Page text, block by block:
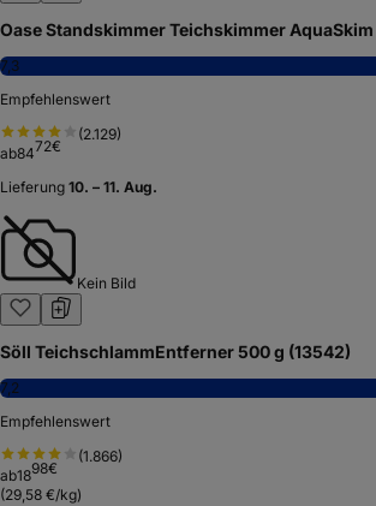
Oase Standskimmer Teichskimmer
7,3
Empfehlenswert
(2.129)
ab8472€
Lieferung 10. – 11. Aug.
Kein Bild
Söll TeichschlammEntferner 500 g (13542)
7,2
Empfehlenswert
(1.866)
ab1898€
(29,58 €/kg)